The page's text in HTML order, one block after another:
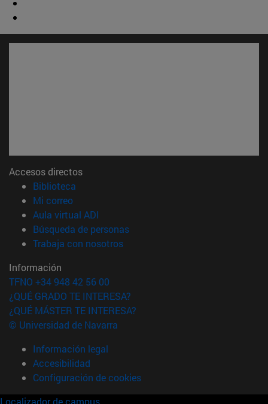
Accesos directos
Biblioteca
Mi correo(abre en nueva ventana)
Aula virtual ADI
Búsqueda de personas(abre en nueva ventana)
Trabaja con nosotros(abre en nueva ventana)
Información
TFNO +34 948 42 56 00
¿QUÉ GRADO TE INTERESA?
¿QUÉ MÁSTER TE INTERESA?
© Universidad de Navarra
Información legal
Accesibilidad
Configuración de cookies
Localizador de campus